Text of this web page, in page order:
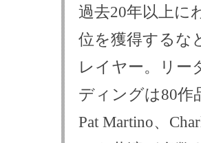
過去20年以上に
位を獲得するな
レイヤー。リー
ディングは80作
Pat Martino、